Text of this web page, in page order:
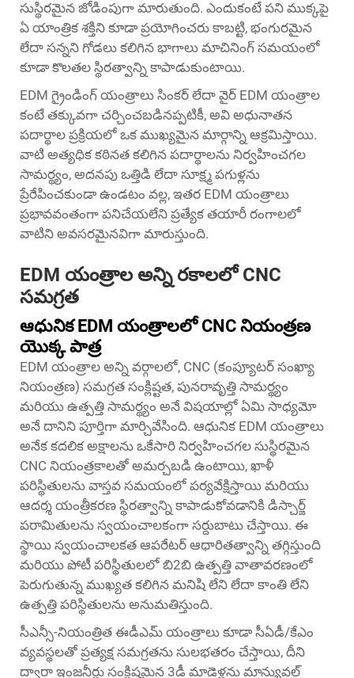
సుస్థిరమైన జోడింపుగా మారుతుంది. ఎందుకంటే పని ముక్కపై
ఏ యాంత్రిక శక్తిని కూడా ప్రయోగించరు కాబట్టి, భంగురమైన
లేదా సన్నని గోడలు కలిగిన భాగాలు మాచినింగ్ సమయంలో
కూడా కొలతల స్థిరత్వాన్ని కాపాడుకుంటాయి.
EDM గ్రైండింగ్ యంత్రాలు సింకర్ లేదా వైర్ EDM యంత్రాల
కంటే తక్కువగా చర్చించబడినప్పటికీ, అవి అధునాతన
పదార్థాల ప్రక్రియలో ఒక ముఖ్యమైన మార్గాన్ని ఆక్రమిస్తాయి.
వాటి అత్యధిక కఠినత కలిగిన పదార్థాలను నిర్వహించగల
సామర్థ్యం, అదనపు ఒత్తిడి లేదా సూక్ష్మ పగుళ్లను
ప్రేరేపించకుండా ఉండటం వల్ల, ఇతర EDM యంత్రాలు
ప్రభావవంతంగా పనిచేయలేని ప్రత్యేక తయారీ రంగాలలో
వాటిని అవసరమైనవిగా మారుస్తుంది.
EDM యంత్రాల అన్ని రకాలలో CNC
సమగ్రత
ఆధునిక EDM యంత్రాలలో CNC నియంత్రణ
యొక్క పాత్ర
EDM యంత్రాల అన్ని వర్గాలలో, CNC (కంప్యూటర్ సంఖ్యా
నియంత్రణ) సమగ్రత సంక్లిష్టత, పునరావృత్తి సామర్థ్యం
మరియు ఉత్పత్తి సామర్థ్యం అనే విషయాల్లో ఏమి సాధ్యమో
అనే దానిని పూర్తిగా మార్చివేసింది. ఆధునిక EDM యంత్రాలు
అనేక కదలిక అక్షాలను ఒకేసారి నిర్వహించగల సుస్థిరమైన
CNC నియంత్రకాలతో అమర్చబడి ఉంటాయి, ఖాళీ
పరిస్థితులను వాస్తవ సమయంలో పర్యవేక్షిస్తాయి మరియు
ఆదర్శ యంత్రీకరణ స్థిరత్వాన్ని కాపాడుకోవడానికి డిస్చార్జ్
పరామితులను స్వయంచాలకంగా సర్దుబాటు చేస్తాయి. ఈ
స్థాయి స్వయంచాలకత ఆపరేటర్ ఆధారితత్వాన్ని తగ్గిస్తుంది
మరియు పోటీ పరిస్థితులలో బి2బి ఉత్పత్తి వాతావరణంలో
పెరుగుతున్న ముఖ్యత కలిగిన మనిషి లేని లేదా కాంతి లేని
ఉత్పత్తి పరిస్థితులను అనుమతిస్తుంది.
సీఎన్సీ-నియంత్రిత ఈడీఎమ్ యంత్రాలు కూడా సీఏడీ/కేఎం
వ్యవస్థలతో ప్రత్యక్ష సమగ్రతను సులభతరం చేస్తాయి, దీని
ద్వారా ఇంజనీర్లు సంక్లిష్టమైన 3డీ మాడెళ్లను మాన్యువల్